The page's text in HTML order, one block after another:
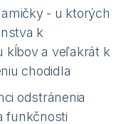
- u ktorých
k
kĺbov a veľakrát k
chodidla
odstránenia
funkčnosti